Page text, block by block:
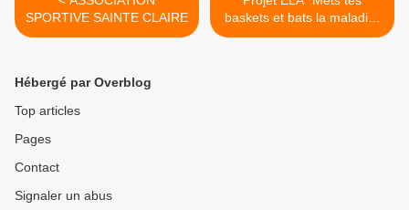
SPORTIVE SAINTE CLAIRE
baskets et bats la maladie"
>
Hébergé par Overblog
Top articles
Pages
Contact
Signaler un abus